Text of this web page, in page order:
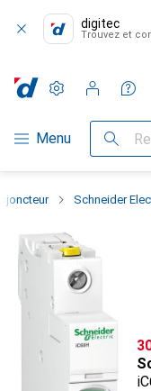
digitec
Trouvez et
Navigation par
Menu
Paramètres
Compte client
Listes de
Listes d'envies
Panier
Schneider